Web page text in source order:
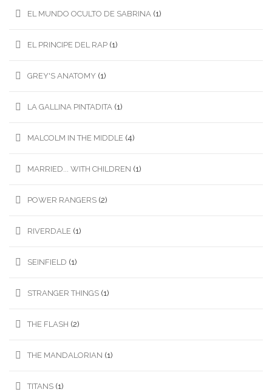
EL MUNDO OCULTO DE SABRINA (1)
EL PRINCIPE DEL RAP (1)
GREY'S ANATOMY (1)
LA GALLINA PINTADITA (1)
MALCOLM IN THE MIDDLE (4)
MARRIED... WITH CHILDREN (1)
POWER RANGERS (2)
RIVERDALE (1)
SEINFIELD (1)
STRANGER THINGS (1)
THE FLASH (2)
THE MANDALORIAN (1)
TITANS (1)